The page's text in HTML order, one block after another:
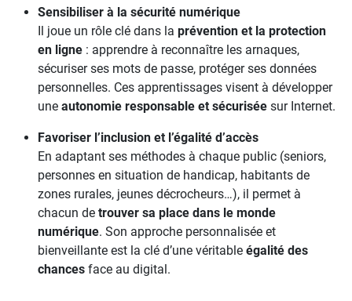
Sensibiliser à la sécurité numérique
Il joue un rôle clé dans la prévention et la protection
en ligne : apprendre à reconnaître les arnaques,
sécuriser ses mots de passe, protéger ses données
personnelles. Ces apprentissages visent à développer
une autonomie responsable et sécurisée sur Internet.
Favoriser l’inclusion et l’égalité d’accès
En adaptant ses méthodes à chaque public (seniors,
personnes en situation de handicap, habitants de
zones rurales, jeunes décrocheurs…), il permet à
chacun de trouver sa place dans le monde
numérique. Son approche personnalisée et
bienveillante est la clé d’une véritable égalité des
chances face au digital.